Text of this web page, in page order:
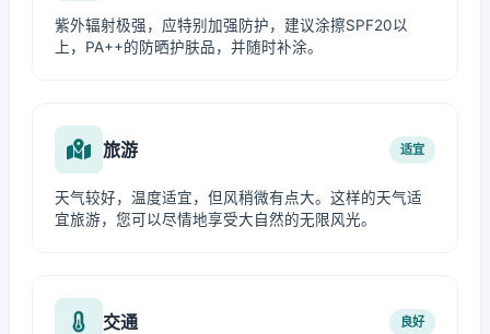
紫外辐射极强，应特别加强防护，建议涂擦SPF20以
上，PA++的防晒护肤品，并随时补涂。
旅游 适宜
天气较好，温度适宜，但风稍微有点大。这样的天气适
宜旅游，您可以尽情地享受大自然的无限风光。
交通 良好